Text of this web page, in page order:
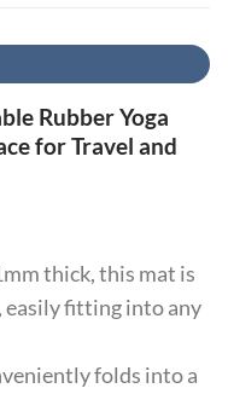
Rubber Yoga
for Travel and
thick, this mat is
fitting into any
folds into a